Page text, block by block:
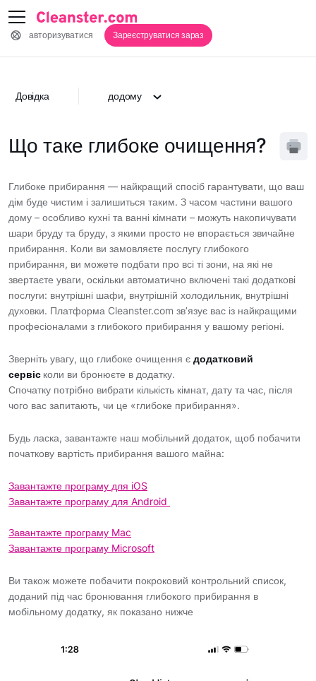
авторизуватися Зареєструватися зараз
Довідка додому
Що таке глибоке очищення?
Глибоке прибирання — найкращий спосіб гарантувати, що ваш
дім буде чистим і залишиться таким. З часом частини вашого
дому – особливо кухні та ванні кімнати – можуть накопичувати
шари бруду та бруду, з якими просто не впорається звичайне
прибирання. Коли ви замовляєте послугу глибокого
прибирання, ви можете подбати про всі ті зони, на які не
звертаєте уваги, оскільки автоматично включені такі додаткові
послуги: внутрішні шафи, внутрішній холодильник, внутрішні
духовки. Платформа Cleanster.com зв’язує вас із найкращими
професіоналами з глибокого прибирання у вашому регіоні.
Зверніть увагу, що глибоке очищення є додатковий
сервіс коли ви бронюєте в додатку.
Спочатку потрібно вибрати кількість кімнат, дату та час, після
чого вас запитають, чи це «глибоке прибирання».
Будь ласка, завантажте наш мобільний додаток, щоб побачити
початкову вартість прибирання вашого майна:
Завантажте програму для iOS
Завантажте програму для Android
Завантажте програму Mac
Завантажте програму Microsoft
Ви також можете побачити покроковий контрольний список,
доданий під час бронювання глибокого прибирання в
мобільному додатку, як показано нижче